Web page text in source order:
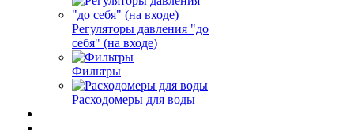
Регуляторы давления "до
себя" (на входе)
Фильтры
Расходомеры для воды